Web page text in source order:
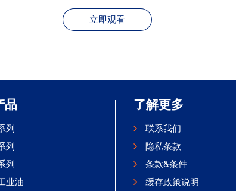
立即观看
品
列
列
列
业油
了解更多
联系我们
隐私条款
条款&条件
缓存政策说明